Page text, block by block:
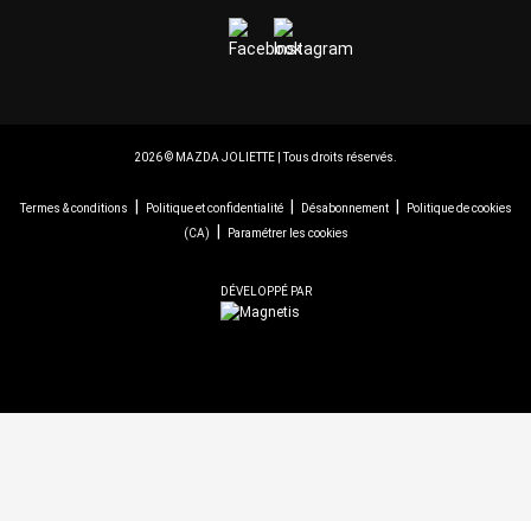
2026 © MAZDA JOLIETTE | Tous droits réservés.
Termes & conditions Politique et confidentialité| Désabonnement|
Politique de cookies
(CA)
Paramétrer les cookies
DÉVELOPPÉ PAR